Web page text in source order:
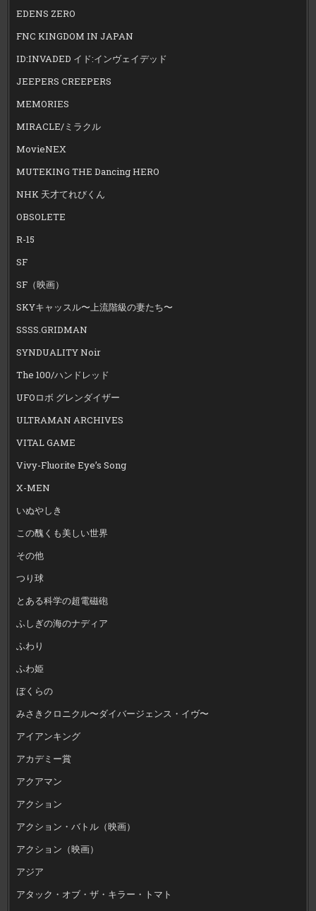
EDENS ZERO
FNC KINGDOM IN JAPAN
ID:INVADED イド:インヴェイデッド
JEEPERS CREEPERS
MEMORIES
MIRACLE/ミラクル
MovieNEX
MUTEKING THE Dancing HERO
NHK 天才てれびくん
OBSOLETE
R-15
SF
SF（映画）
SKYキャッスル〜上流階級の妻たち〜
SSSS.GRIDMAN
SYNDUALITY Noir
The 100/ハンドレッド
UFOロボ グレンダイザー
ULTRAMAN ARCHIVES
VITAL GAME
Vivy-Fluorite Eye’s Song
X-MEN
いぬやしき
この醜くも美しい世界
その他
つり球
とある科学の超電磁砲
ふしぎの海のナディア
ふわり
ふわ姫
ぼくらの
みさきクロニクル〜ダイバージェンス・イヴ〜
アイアンキング
アカデミー賞
アクアマン
アクション
アクション・バトル（映画）
アクション（映画）
アジア
アタック・オブ・ザ・キラー・トマト